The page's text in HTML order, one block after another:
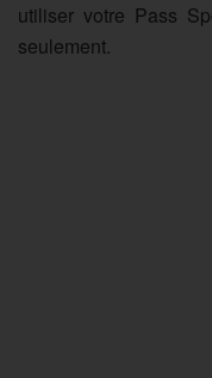
utiliser votre Pass
seulement.